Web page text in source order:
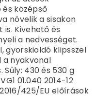
és középső
növelik a sisakon
Kivehető és
a nedvességet.
gyorskioldó klipsszel
nyakvonal
Súly: 430 és 530 g
01.040 2014-12
425/EU előírások